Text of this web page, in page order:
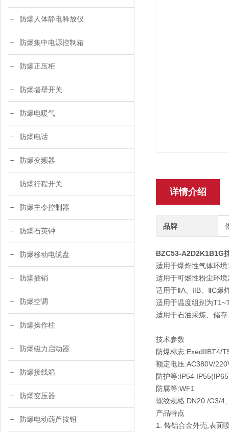
防爆人体静电释放仪
防爆集中电源控制箱
防爆正压柜
防爆墙壁开关
防爆电暖气
防爆电话
防爆变频器
防爆行程开关
防爆主令控制器
防爆石英钟
防爆移动电缆盘
防爆插销
防爆空调
防爆操作柱
防爆磁力启动器
防爆接线箱
防爆变压器
防爆电动葫芦按钮
详情介绍
品牌
BZC53-A2D2K1B1G
适用于爆炸性气体环
适用于可燃性粉尘环
适用于ⅡA、ⅡB、ⅡC爆
适用于温度组别为
适用于石油采炼、储
技术参数
防爆标志:ExedIIBT4/
额定电压:AC380V/
防护等:IP54
防腐等:WF1
螺纹规格:DN20 /G3/4;
产品特点
1. 铸铝合金外壳,表面